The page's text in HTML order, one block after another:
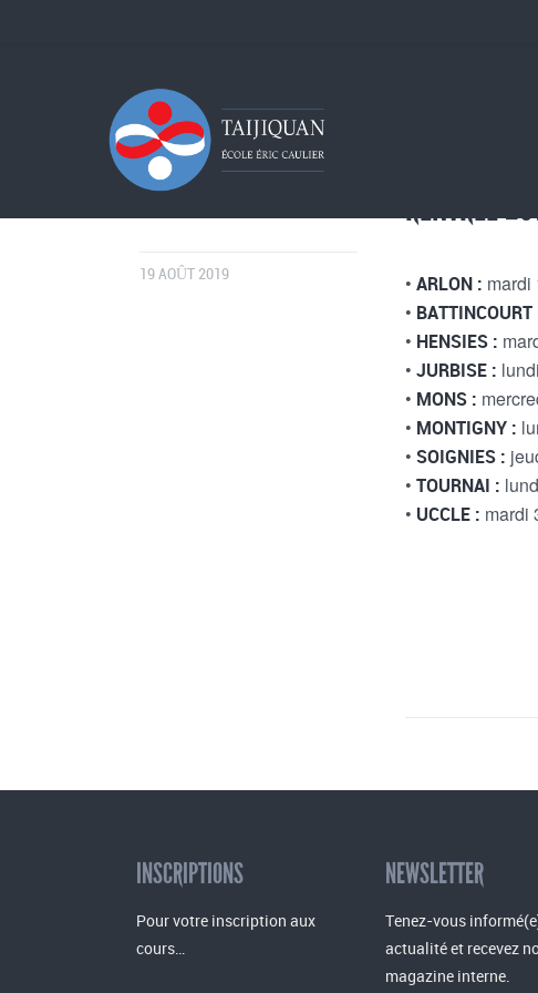
RENTRÉE
19 AOÛT 2019 •ARLON : mardi
• BATTINCOURT
• HENSIES :
•JURBISE :
• MONS :
• MONTIGNY :
•SOIGNIES :
•TOURNAI :
• UCCLE : mardi
INSCRIPTIONS
Pour votre inscription aux
cours…
NEWSLETTER
Tenez-vous
actualité et recevez
magazine interne.